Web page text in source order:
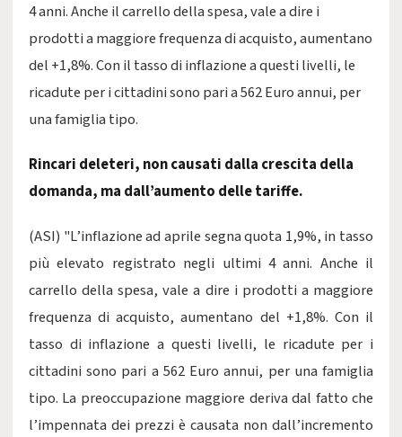
4 anni. Anche il carrello della spesa, vale a dire i
prodotti a maggiore frequenza di acquisto, aumentano
del +1,8%. Con il tasso di inflazione a questi livelli, le
ricadute per i cittadini sono pari a 562 Euro annui, per
una famiglia tipo.
Rincari deleteri, non causati dalla crescita della
domanda, ma dall’aumento delle tariffe.
(ASI) "L’inflazione ad aprile segna quota 1,9%, in tasso
più elevato registrato negli ultimi 4 anni. Anche il
carrello della spesa, vale a dire i prodotti a maggiore
frequenza di acquisto, aumentano del +1,8%. Con il
tasso di inflazione a questi livelli, le ricadute per i
cittadini sono pari a 562 Euro annui, per una famiglia
tipo. La preoccupazione maggiore deriva dal fatto che
l’impennata dei prezzi è causata non dall’incremento